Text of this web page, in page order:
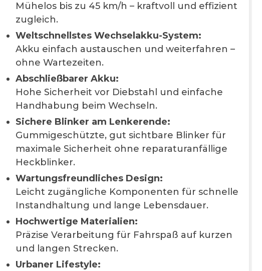
Mühelos bis zu 45 km/h – kraftvoll und effizient
zugleich.
Weltschnellstes Wechselakku-System:
Akku einfach austauschen und weiterfahren –
ohne Wartezeiten.
Abschließbarer Akku:
Hohe Sicherheit vor Diebstahl und einfache
Handhabung beim Wechseln.
Sichere Blinker am Lenkerende:
Gummigeschützte, gut sichtbare Blinker für
maximale Sicherheit ohne reparaturanfällige
Heckblinker.
Wartungsfreundliches Design:
Leicht zugängliche Komponenten für schnelle
Instandhaltung und lange Lebensdauer.
Hochwertige Materialien:
Präzise Verarbeitung für Fahrspaß auf kurzen
und langen Strecken.
Urbaner Lifestyle: